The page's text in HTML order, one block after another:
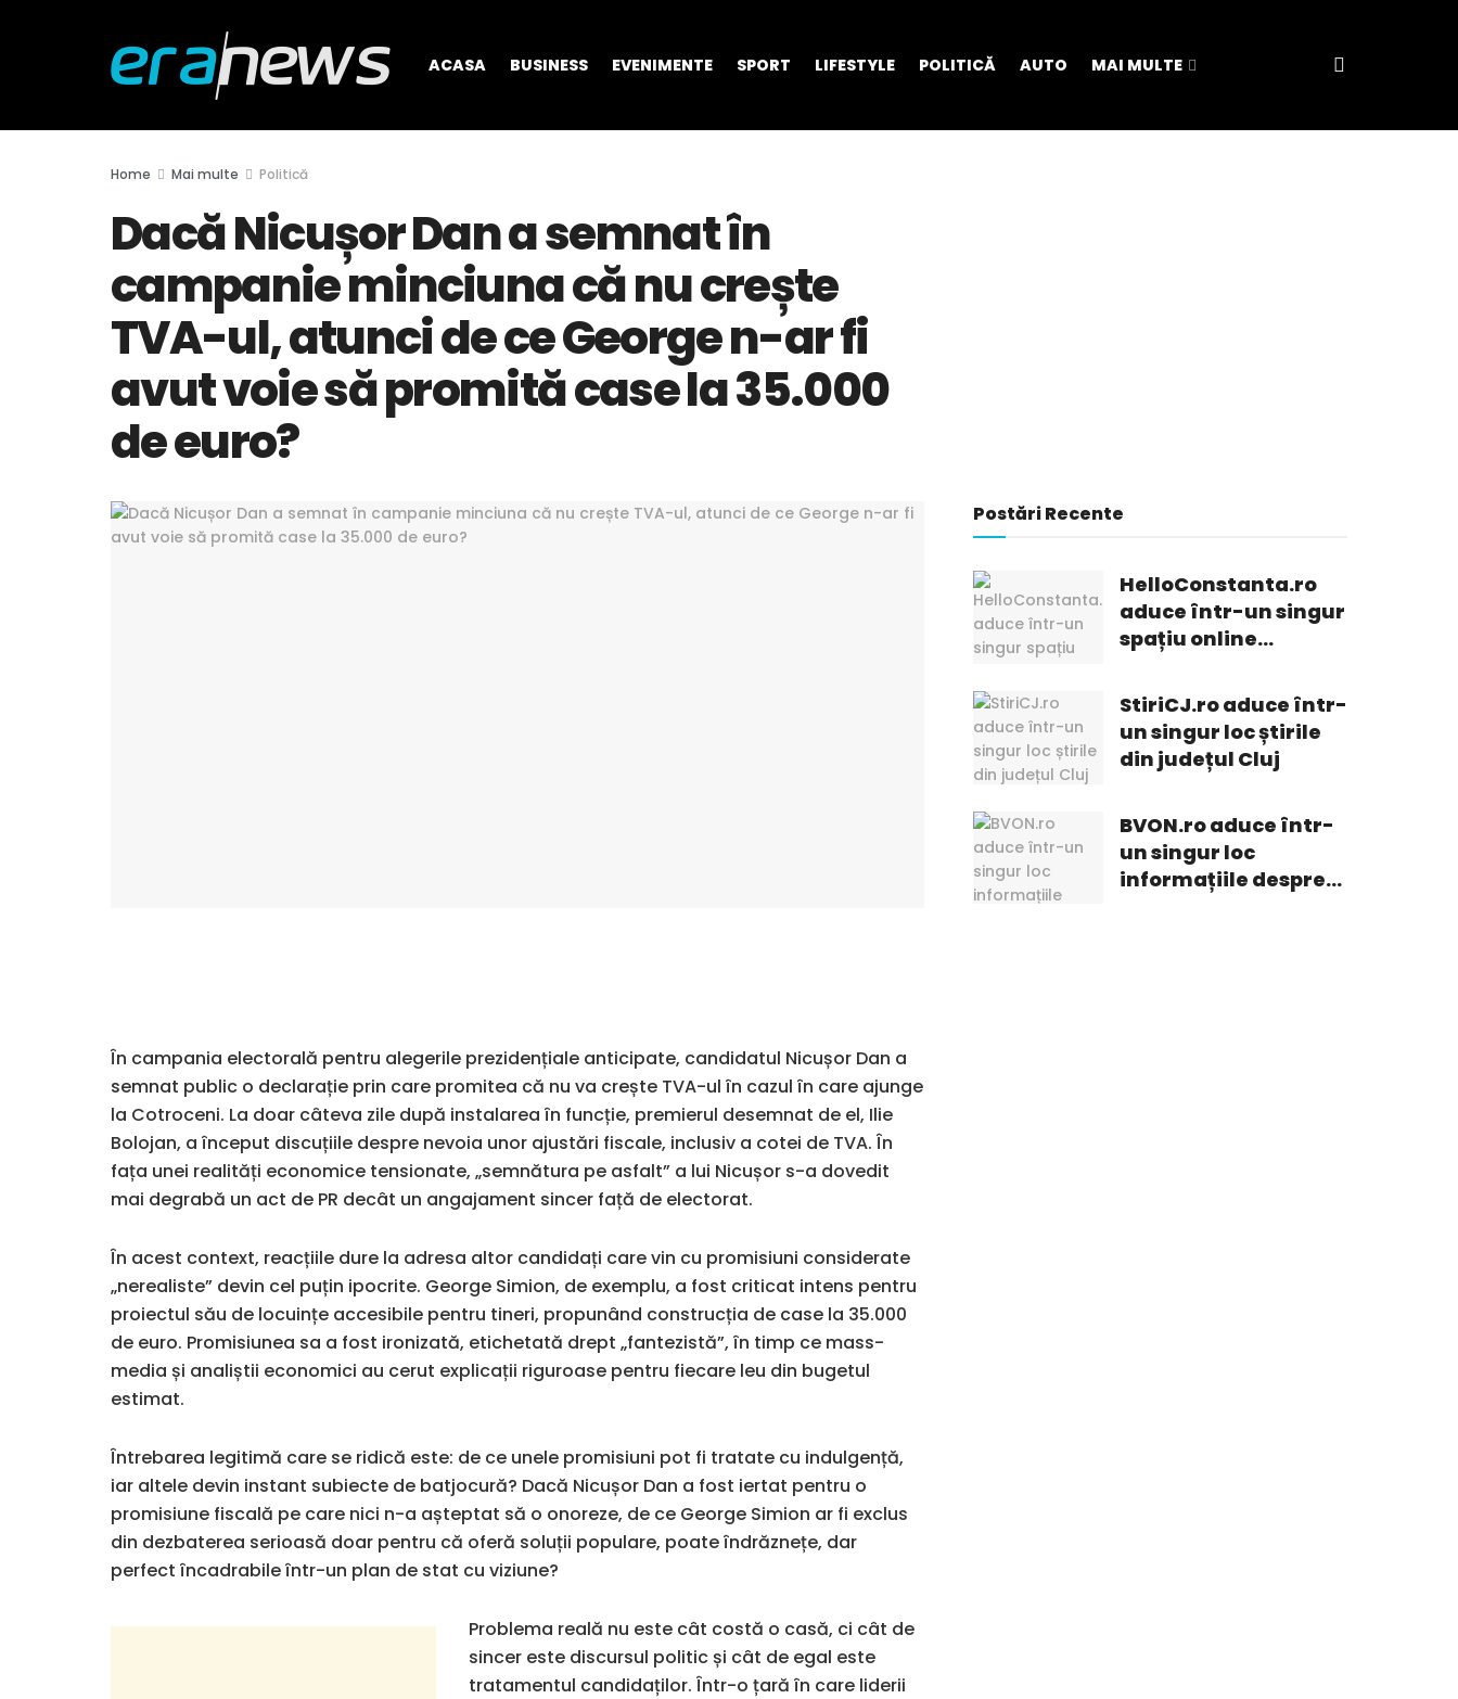
ACASA BUSINESS EVENIMENTE SPORT LIFESTYLE POLITICĂ AUTO MAI MULTE
Home Mai multe Politică
Dacă Nicușor Dan a semnat în
campanie minciuna că nu crește
TVA-ul, atunci de ce George n-ar fi
avut voie să promită case la 35.000
de euro?
În campania electorală pentru alegerile prezidențiale anticipate, candidatul Nicușor Dan a
semnat public o declarație prin care promitea că nu va crește TVA-ul în cazul în care ajunge
la Cotroceni. La doar câteva zile după instalarea în funcție, premierul desemnat de el, Ilie
Bolojan, a început discuțiile despre nevoia unor ajustări fiscale, inclusiv a cotei de TVA. În
fața unei realități economice tensionate, „semnătura pe asfalt” a lui Nicușor s-a dovedit
mai degrabă un act de PR decât un angajament sincer față de electorat.
În acest context, reacțiile dure la adresa altor candidați care vin cu promisiuni considerate
„nerealiste” devin cel puțin ipocrite. George Simion, de exemplu, a fost criticat intens pentru
proiectul său de locuințe accesibile pentru tineri, propunând construcția de case la 35.000
de euro. Promisiunea sa a fost ironizată, etichetată drept „fantezistă”, în timp ce mass-
media și analiștii economici au cerut explicații riguroase pentru fiecare leu din bugetul
estimat.
Întrebarea legitimă care se ridică este: de ce unele promisiuni pot fi tratate cu indulgență,
iar altele devin instant subiecte de batjocură? Dacă Nicușor Dan a fost iertat pentru o
promisiune fiscală pe care nici n-a așteptat să o onoreze, de ce George Simion ar fi exclus
din dezbaterea serioasă doar pentru că oferă soluții populare, poate îndrăznețe, dar
perfect încadrabile într-un plan de stat cu viziune?
Problema reală nu este cât costă o casă, ci cât de
sincer este discursul politic și cât de egal este
tratamentul candidaților. Într-o țară în care liderii
Postări Recente
HelloConstanta.ro
aduce într-un singur
spațiu online
Constanța
StiriCJ.ro aduce într-
un singur loc știrile
din județul Cluj
BVON.ro aduce într-
un singur loc
informațiile despre